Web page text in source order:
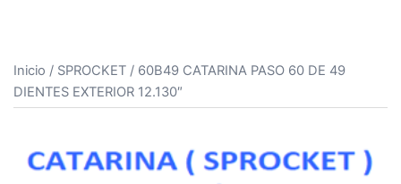
Inicio / SPROCKET / 60B49 CATARINA PASO 60 DE 49
DIENTES EXTERIOR 12.130″